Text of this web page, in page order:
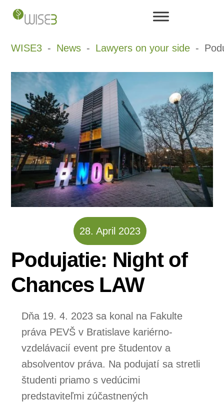
Skip
WISE3 News Lawyers on your side
28. April 2023
Podujatie: Night of
Chances LAW
Dňa 19. 4. 2023 sa konal na Fakulte
práva PEVŠ v Bratislave kariérno-
vzdelávacií event pre študentov a
absolventov práva. Na podujatí sa stretli
študenti priamo s vedúcimi
predstaviteľmi zúčastnených